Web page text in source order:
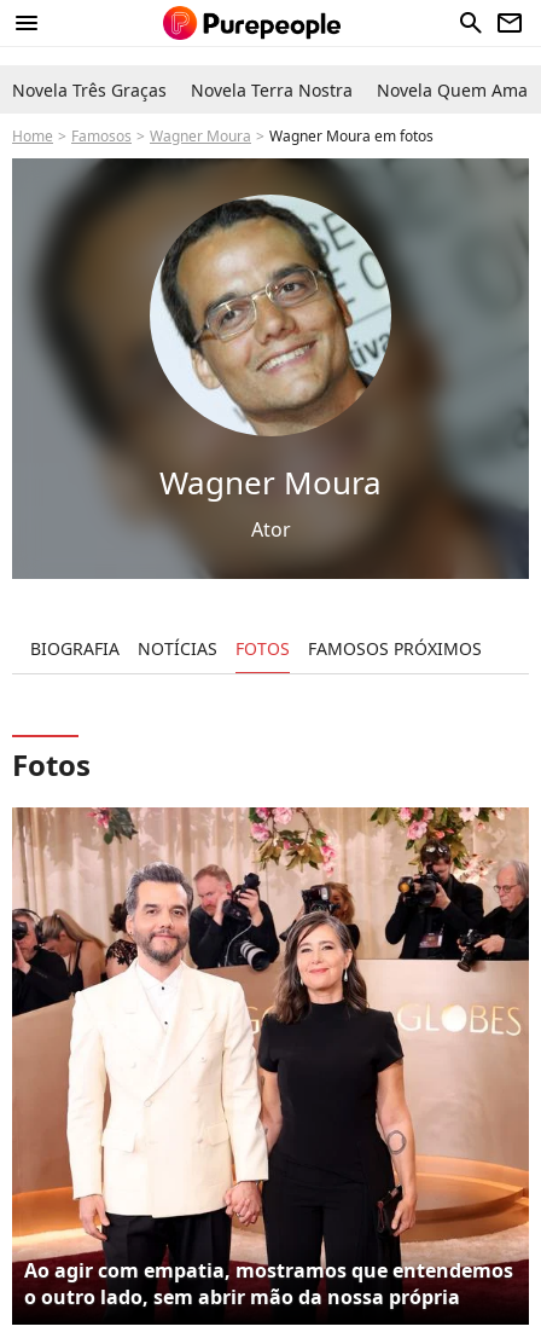
menu search newsletter
Novela Três Graças Novela Terra Nostra Novela Quem Ama
Home Famosos Wagner Moura Wagner Moura em fotos
Wagner Moura
Ator
BIOGRAFIA NOTÍCIAS FOTOS FAMOSOS PRÓXIMOS
Fotos
Ao agir com empatia, mostramos que entendemos
o outro lado, sem abrir mão da nossa própria
visão, que também será apresentada de forma